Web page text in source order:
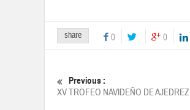
share 0 0
Previous :
XV TROFEO NAVIDEÑO DE AJEDREZ